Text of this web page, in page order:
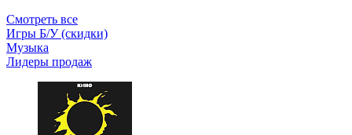
Смотреть все
Игры Б/У (скидки)
Музыка
Лидеры продаж